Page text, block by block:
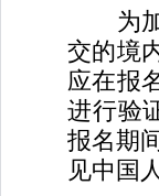
为加
交的境
应在报
进行验
报名期
见中国